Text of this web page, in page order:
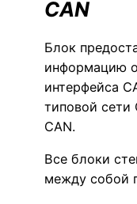
CAN
Блок
информацию
интерфейса
типовой сети
CAN.
Все блоки
между собой